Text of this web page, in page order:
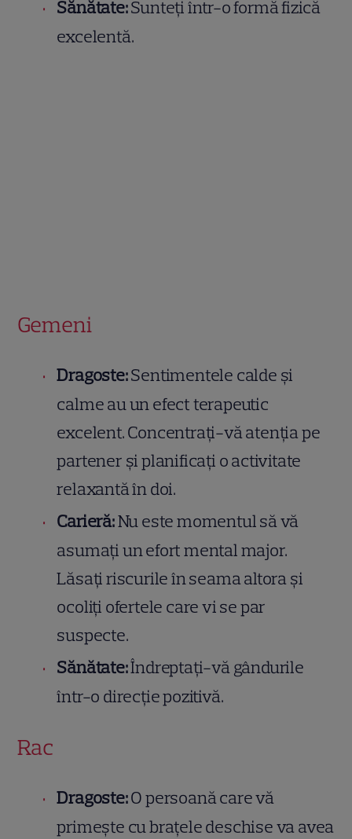
Sănătate:Sunteți într-o formă fizică
excelentă.
Gemeni
Dragoste:Sentimentele calde și
calme au un efect terapeutic
excelent. Concentrați-vă atenția pe
partener și planificați o activitate
relaxantă în doi.
Carieră:Nu este momentul să vă
asumați un efort mental major.
Lăsați riscurile în seama altora și
ocoliți ofertele care vi se par
suspecte.
Sănătate:Îndreptați-vă gândurile
într-o direcție pozitivă.
Rac
Dragoste:O persoană care vă
primește cu brațele deschise va avea